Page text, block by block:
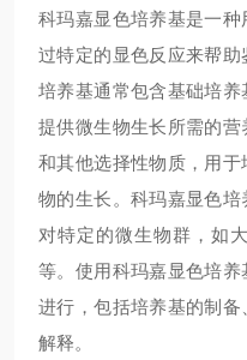
科玛嘉显色培养基是一
过特定的显色反应来帮
培养基通常包含基础培
提供微生物生长所需的
和其他选择性物质，用
物的生长。科玛嘉显色
对特定的微生物群，如
等。使用科玛嘉显色培
进行，包括培养基的制
解释。